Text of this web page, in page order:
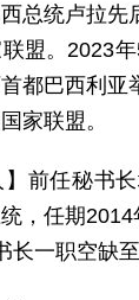
总统卢拉先
盟。2023
都巴西利亚
家联盟。
】前任秘书
，任期
长一职空缺